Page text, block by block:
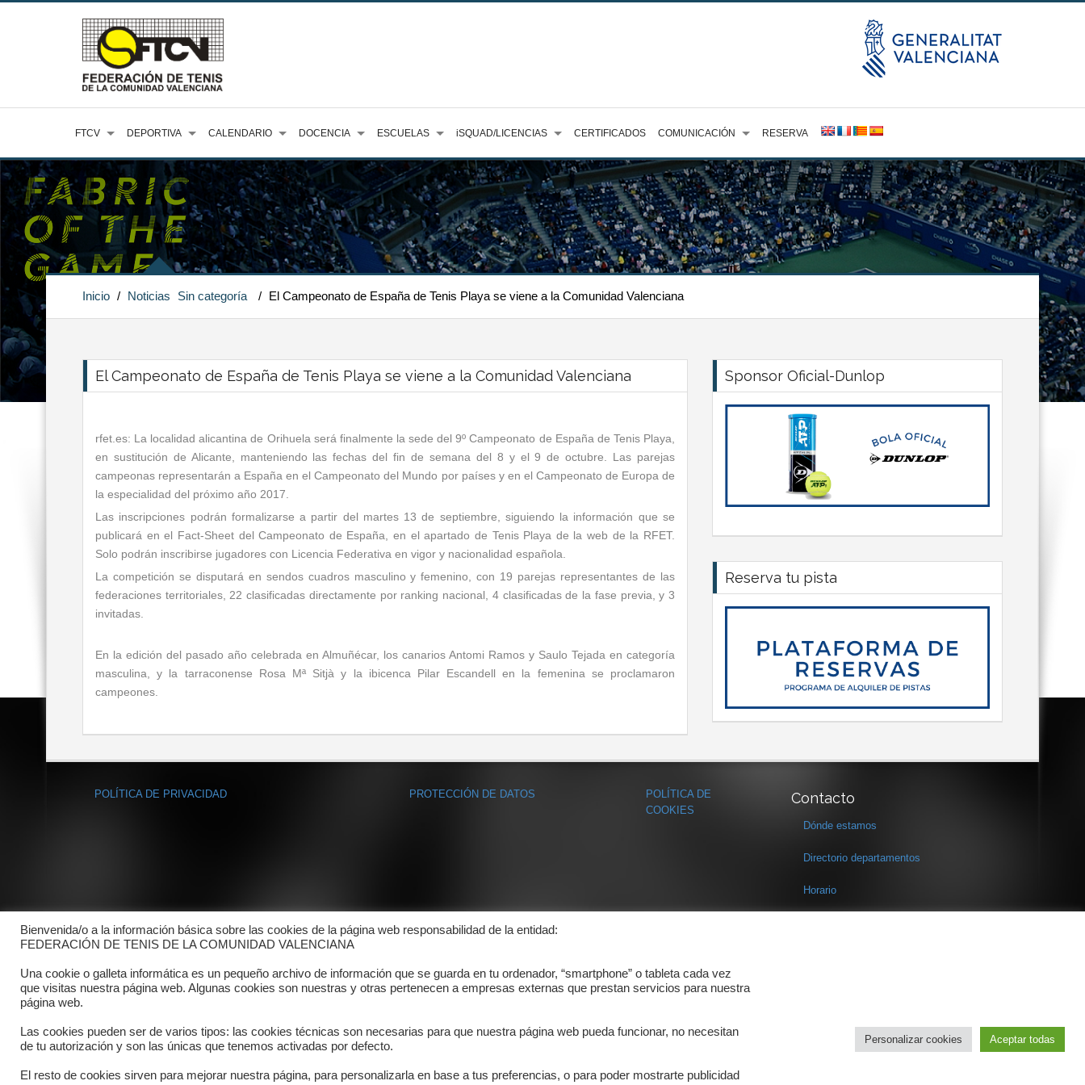
FTCV DEPORTIVA CALENDARIO DOCENCIA ESCUELAS iSQUAD/LICENCIAS CERTIFICADOS COMUNICACIÓN RESERVA
Inicio / Noticias Sin categoría / El Campeonato de España de Tenis Playa se viene a la Comunidad Valenciana
El Campeonato de España de Tenis Playa se viene a la Comunidad Valenciana
rfet.es: La localidad alicantina de Orihuela será finalmente la sede del 9º Campeonato de España de Tenis Playa,
en sustitución de Alicante, manteniendo las fechas del fin de semana del 8 y el 9 de octubre. Las parejas
campeonas representarán a España en el Campeonato del Mundo por países y en el Campeonato de Europa de
la especialidad del próximo año 2017.
Las inscripciones podrán formalizarse a partir del martes 13 de septiembre, siguiendo la información que se
publicará en el Fact-Sheet del Campeonato de España, en el apartado de Tenis Playa de la web de la RFET.
Solo podrán inscribirse jugadores con Licencia Federativa en vigor y nacionalidad española.
La competición se disputará en sendos cuadros masculino y femenino, con 19 parejas representantes de las
federaciones territoriales, 22 clasificadas directamente por ranking nacional, 4 clasificadas de la fase previa, y 3
invitadas.
En la edición del pasado año celebrada en Almuñécar, los canarios Antomi Ramos y Saulo Tejada en categoría
masculina, y la tarraconense Rosa Mª Sitjà y la ibicenca Pilar Escandell en la femenina se proclamaron
campeones.
Sponsor Oficial-Dunlop
Reserva tu pista
POLÍTICA DE PRIVACIDAD PROTECCIÓN DE DATOS
POLÍTICA DE
COOKIES
Contacto
Dónde estamos
Directorio departamentos
Horario
Bienvenida/o a la información básica sobre las cookies de la página web responsabilidad de la entidad:
FEDERACIÓN DE TENIS DE LA COMUNIDAD VALENCIANA
Una cookie o galleta informática es un pequeño archivo de información que se guarda en tu ordenador, “smartphone” o tableta cada vez
que visitas nuestra página web. Algunas cookies son nuestras y otras pertenecen a empresas externas que prestan servicios para nuestra
página web.
Las cookies pueden ser de varios tipos: las cookies técnicas son necesarias para que nuestra página web pueda funcionar, no necesitan
de tu autorización y son las únicas que tenemos activadas por defecto.
El resto de cookies sirven para mejorar nuestra página, para personalizarla en base a tus preferencias, o para poder mostrarte publicidad
Personalizar cookies Aceptar todas